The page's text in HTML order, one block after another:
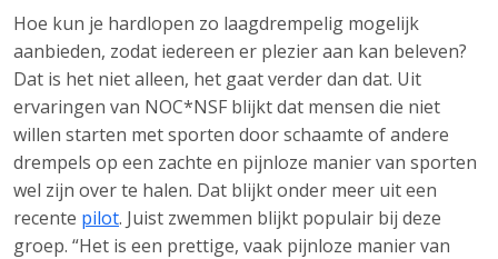
Hoe kun je hardlopen zo laagdrempelig mogelijk
aanbieden, zodat iedereen er plezier aan kan beleven?
Dat is het niet alleen, het gaat verder dan dat. Uit
ervaringen van NOC*NSF blijkt dat mensen die niet
willen starten met sporten door schaamte of andere
drempels op een zachte en pijnloze manier van sporten
wel zijn over te halen. Dat blijkt onder meer uit een
recente pilot. Juist zwemmen blijkt populair bij deze
groep. “Het is een prettige, vaak pijnloze manier van